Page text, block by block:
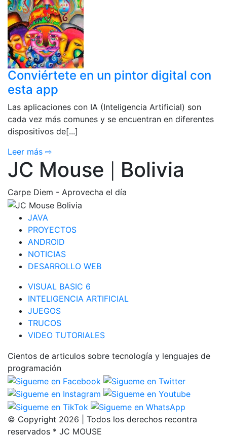
Conviértete en un pintor digital con
esta app
Las aplicaciones con IA (Inteligencia Artificial) son
cada vez más comunes y se encuentran en diferentes
dispositivos de[...]
Leer más ⇨
JC Mouse Bolivia
Carpe Diem - Aprovecha el día
JAVA
PROYECTOS
ANDROID
NOTICIAS
DESARROLLO WEB
VISUAL BASIC 6
INTELIGENCIA ARTIFICIAL
JUEGOS
TRUCOS
VIDEO TUTORIALES
Cientos de articulos sobre tecnología y lenguajes de
programación
© Copyright 2026 | Todos los derechos recontra
reservados * JC MOUSE